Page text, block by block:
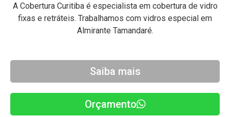
A Cobertura Curitiba é especialista em cobertura de vidro
fixas e retráteis. Trabalhamos com vidros especial em
Almirante Tamandaré.
Saiba mais
Orçamento